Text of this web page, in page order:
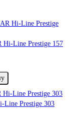
Hi-Line Prestige 157
Prestige 303